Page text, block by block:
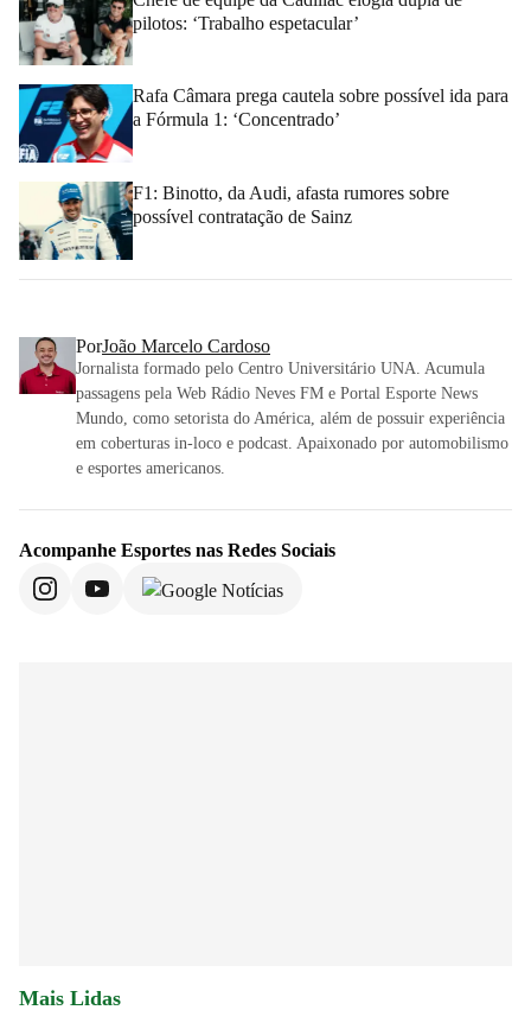
pilotos: ‘Trabalho espetacular’
Rafa Câmara prega cautela sobre possível ida para
a Fórmula 1: ‘Concentrado’
F1: Binotto, da Audi, afasta rumores sobre
possível contratação de Sainz
PorJoão Marcelo Cardoso
Jornalista formado pelo Centro Universitário UNA. Acumula
passagens pela Web Rádio Neves FM e Portal Esporte News
Mundo, como setorista do América, além de possuir experiência
em coberturas in-loco e podcast. Apaixonado por automobilismo
e esportes americanos.
Acompanhe Esportes nas Redes Sociais
Mais Lidas